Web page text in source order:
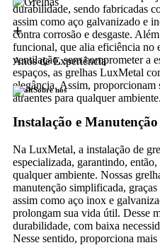
durabilidade, sendo fabricadas
assim como aço galvanizado e
contra corrosão e desgaste.
funcional, que alia eficiência no
ventilação, sem comprometer a
espaços, as grelhas LuxMetal
elegância. Assim, proporcionam
atraentes para qualquer ambiente.
+
Anos de Experiência
Sobre nós
Instalação e
Na LuxMetal, a instalação de
especializada, garantindo,
qualquer ambiente. Nossas
manutenção simplificada,
assim como aço inox e
prolongam sua vida útil. Desse
durabilidade, com baixa
Nesse sentido, proporciona